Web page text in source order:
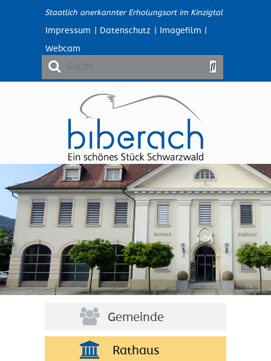
Staatlich anerkannter Erholungsort im Kinzigtal
Impressum | Datenschutz | Imagefilm |
Webcam
Gemeinde
Rathaus